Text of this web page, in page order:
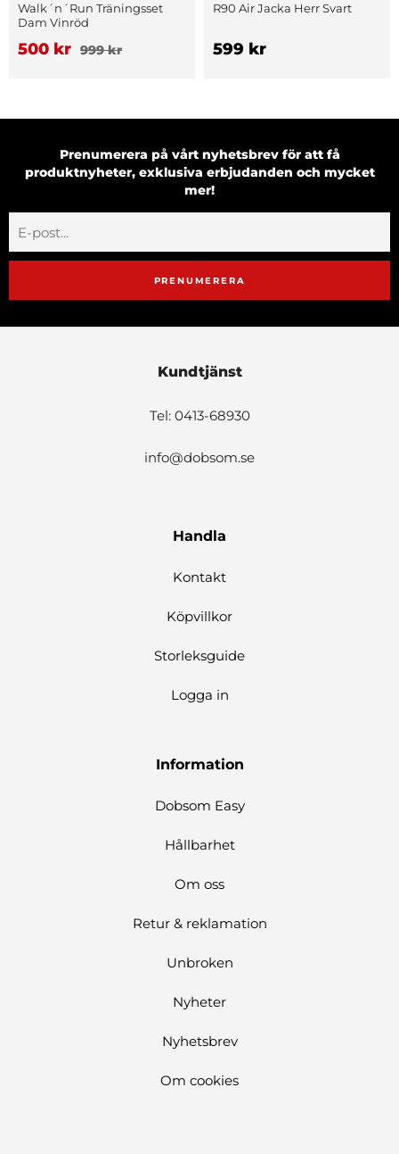
Walk´n´Run Träningsset
Dam Vinröd
500 kr 999 kr
R90 Air Jacka Herr Svart
599 kr
Prenumerera på vårt nyhetsbrev för att få
produktnyheter, exklusiva erbjudanden och mycket
mer!
PRENUMERERA
Kundtjänst
Tel: 0413-68930
info@dobsom.se
Handla
Kontakt
Köpvillkor
Storleksguide
Logga in
Information
Dobsom Easy
Hållbarhet
Om oss
Retur & reklamation
Unbroken
Nyheter
Nyhetsbrev
Om cookies